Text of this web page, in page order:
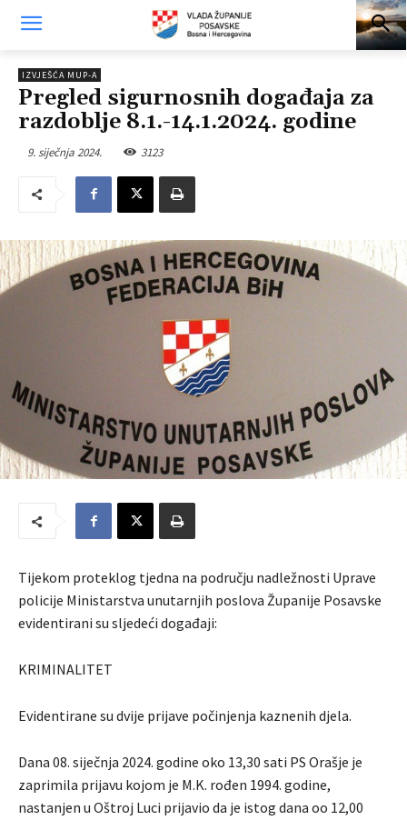
IZVJEŠĆA MUP-A
Pregled sigurnosnih događaja za
razdoblje 8.1.-14.1.2024. godine
9. siječnja 2024. 3123
Tijekom proteklog tjedna na području nadležnosti Uprave
policije Ministarstva unutarnjih poslova Županije Posavske
evidentirani su sljedeći događaji:
KRIMINALITET
Evidentirane su dvije prijave počinjenja kaznenih djela.
Dana 08. siječnja 2024. godine oko 13,30 sati PS Orašje je
zaprimila prijavu kojom je M.K. rođen 1994. godine,
nastanjen u Oštroj Luci prijavio da je istog dana oo 12,00